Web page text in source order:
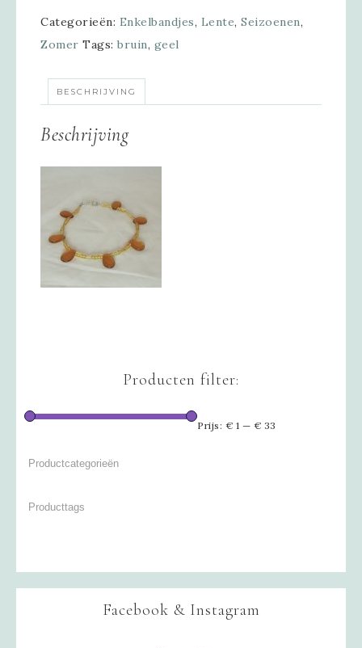
Categorieën: Enkelbandjes, Lente, Seizoenen,
Zomer Tags: bruin, geel
BESCHRIJVING
Beschrijving
Producten filter:
Prijs: € 1 — € 33
Facebook & Instagram